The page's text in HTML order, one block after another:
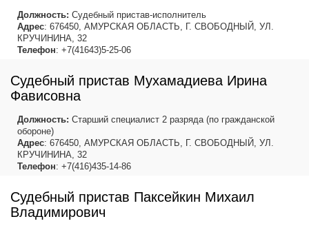
Должность: Судебный пристав-исполнитель
Адрес: 676450, АМУРСКАЯ ОБЛАСТЬ, Г. СВОБОДНЫЙ, УЛ.
КРУЧИНИНА, 32
Телефон: +7(41643)5-25-06
Судебный пристав Мухамадиева Ирина
Фависовна
Должность: Старший специалист 2 разряда (по гражданской
обороне)
Адрес: 676450, АМУРСКАЯ ОБЛАСТЬ, Г. СВОБОДНЫЙ, УЛ.
КРУЧИНИНА, 32
Телефон: +7(416)435-14-86
Судебный пристав Паксейкин Михаил
Владимирович